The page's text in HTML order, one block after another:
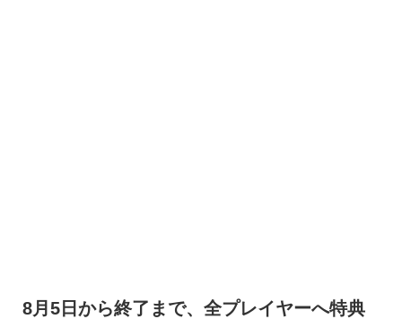
8月5日から終了まで、全プレイヤーへ特典